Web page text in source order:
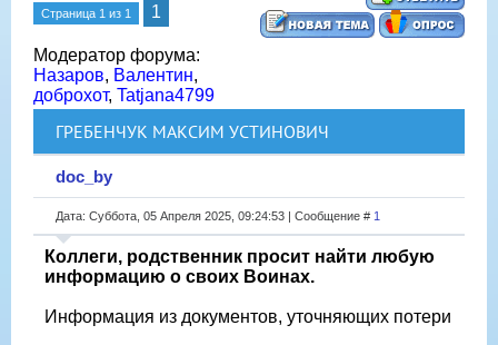
Страница 1 из 1 1
Модератор форума:
Назаров, Валентин,
доброхот, Tatjana4799
ГРЕБЕНЧУК МАКСИМ УСТИНОВИЧ
doc_by
Дата: Суббота, 05 Апреля 2025, 09:24:53 | Сообщение # 1
Коллеги, родственник просит найти любую
информацию о своих Воинах.
Информация из документов, уточняющих потери